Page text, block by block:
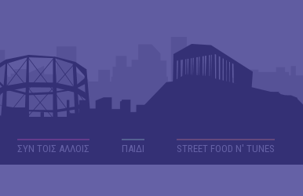
ΣΥΝ ΤΟΙΣ ΑΛΛΟΙΣ ΠΑΙΔΙ STREET FOOD N' TUNES